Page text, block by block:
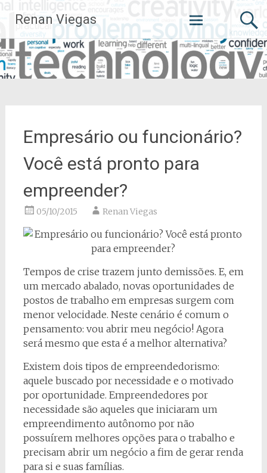
para
o
conteúdo
Renan Viegas
Empresário ou funcionário?
Você está pronto para
empreender?
05/10/2015 Renan Viegas
Tempos de crise trazem junto demissões. E, em
um mercado abalado, novas oportunidades de
postos de trabalho em empresas surgem com
menor velocidade. Neste cenário é comum o
pensamento: vou abrir meu negócio! Agora
será mesmo que esta é a melhor alternativa?
Existem dois tipos de empreendedorismo:
aquele buscado por necessidade e o motivado
por oportunidade. Empreendedores por
necessidade são aqueles que iniciaram um
empreendimento autônomo por não
possuírem melhores opções para o trabalho e
precisam abrir um negócio a fim de gerar renda
para si e suas famílias.